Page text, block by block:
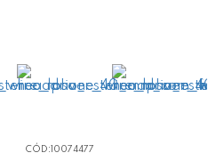
CÓD: 10074477